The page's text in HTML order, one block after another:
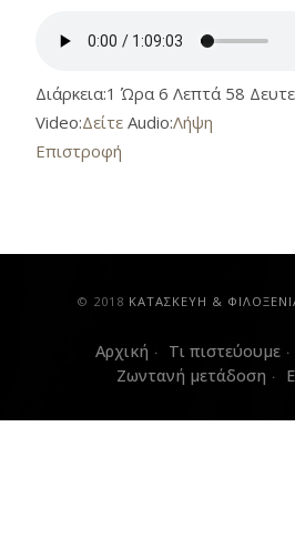
Διάρκεια:1 Ώρα 6 Λεπτά 58
Video:Δείτε Audio:Λήψη
Επιστροφή
Αρχική Τι πιστεύουμε
Ζωντανή μετάδοση
© 2018 ΚAΤΑΣΚΕΥΗ &